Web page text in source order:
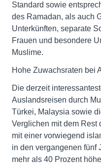
Standard sowie
des Ramadan, als auch
Unterkünften, separate
Frauen und besondere
Muslime.
Hohe Zuwachsraten bei
Die derzeit
Auslandsreisen durch
Türkei, Malaysia sowie
Verglichen mit dem Rest
mit einer vorwiegend
in den vergangenen fünf
mehr als 40 Prozent